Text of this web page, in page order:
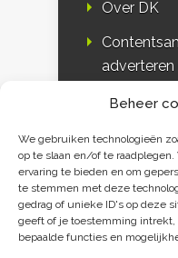
Beheer
We gebruiken technologieën
op te slaan en/of te
ervaring te bieden en om
te stemmen met deze
gedrag of unieke ID's op deze
geeft of je toestemming
bepaalde functies en
Over DK
adverteren
DK &
Disclaimer
Privacy